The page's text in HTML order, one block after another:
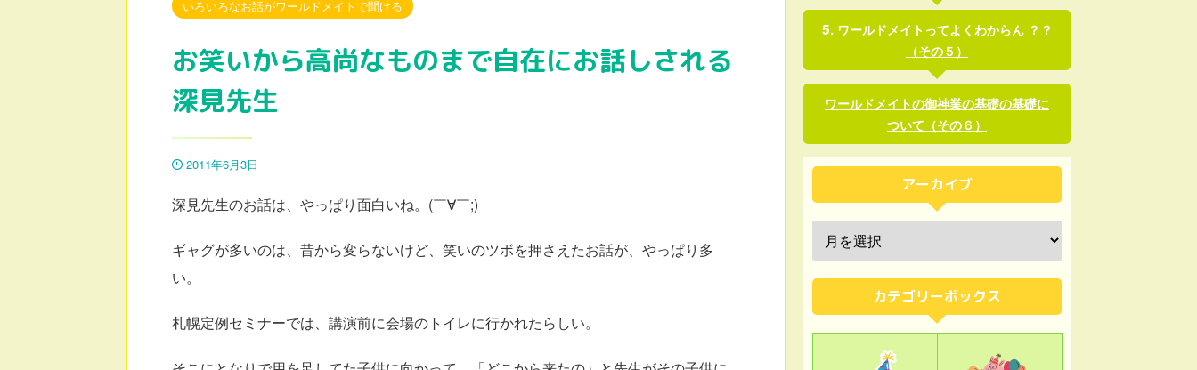
いろいろなお話がワールドメイトで聞ける
お笑いから高尚なものまで自在にお話しされる
深見先生
2011年6月3日
深見先生のお話は、やっぱり面白いね。(￣∀￣;)
ギャグが多いのは、昔から変らないけど、笑いのツボを押さえたお話が、やっぱり多
い。
札幌定例セミナーでは、講演前に会場のトイレに行かれたらしい。
ワールドメイトってよくわからん ？？
（その５）
ワールドメイトの御神業の基礎の基礎に
ついて（その６）
アーカイブ
カテゴリーボックス